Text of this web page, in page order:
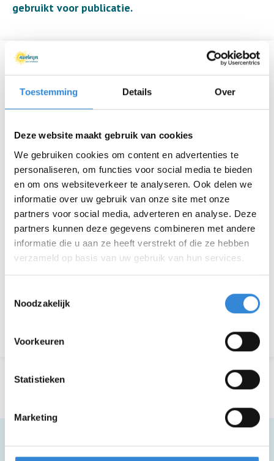
Toestemming Details Over
Deze website maakt gebruik van cookies
We gebruiken cookies om content en advertenties te
personaliseren, om functies voor social media te bieden
en om ons websiteverkeer te analyseren. Ook delen we
informatie over uw gebruik van onze site met onze
partners voor social media, adverteren en analyse. Deze
partners kunnen deze gegevens combineren met andere
informatie die u aan ze heeft verstrekt of die ze hebben
verzameld op basis van uw gebruik van hun services.
Noodzakelijk
Voorkeuren
Statistieken
Marketing
Informatie
Datum
Locatie
Oost, Hengelo
Thema
Theater & muziek
Kosten
Geen
Deelnemers
4 van 8
gebruikt voor publicatie.